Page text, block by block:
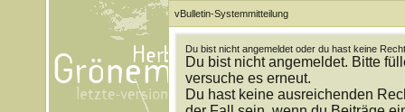
vBulletin-Systemmitteilung
Du bist nicht angemeldet oder du hast keine
Du bist nicht angemeldet. Bitte
versuche es erneut.
Du hast keine ausreichenden